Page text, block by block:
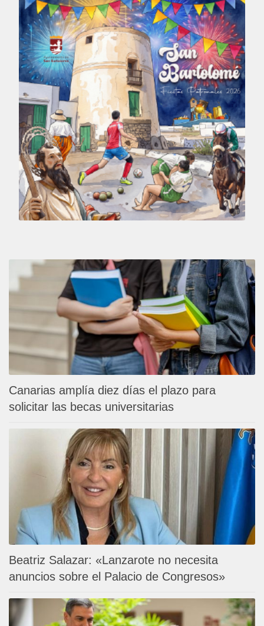
Canarias amplía diez días el plazo para
solicitar las becas universitarias
Beatriz Salazar: «Lanzarote no necesita
anuncios sobre el Palacio de Congresos»